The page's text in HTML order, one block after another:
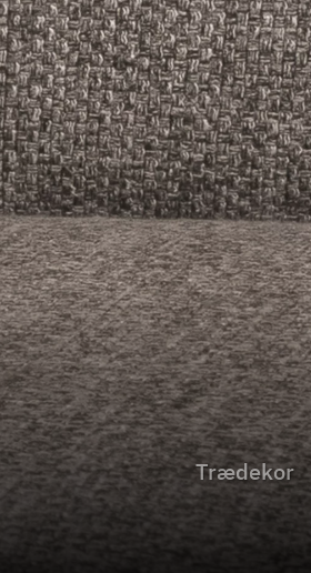
Trædekor